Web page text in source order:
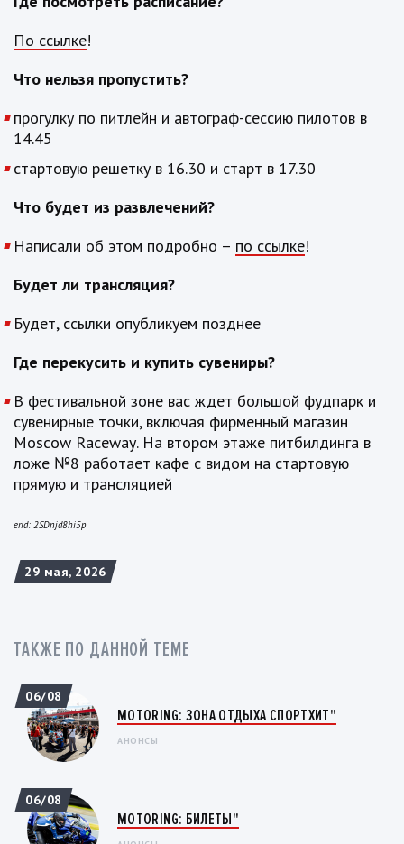
По ссылке!
Что нельзя пропустить?
прогулку по питлейн и автограф-сессию пилотов в
14.45
стартовую решетку в 16.30 и старт в 17.30
Что будет из развлечений?
Написали об этом подробно – по ссылке!
Будет ли трансляция?
Будет, ссылки опубликуем позднее
Где перекусить и купить сувениры?
В фестивальной зоне вас ждет большой фудпарк и
сувенирные точки, включая фирменный магазин
Moscow Raceway. На втором этаже питбилдинга в
ложе №8 работает кафе с видом на стартовую
прямую и трансляцией
erid: 2SDnjd8hi5p
29 мая, 2026
ТАКЖЕ ПО ДАННОЙ ТЕМЕ
MOTORING: ЗОНА ОТДЫХА СПОРТХИТ"
АНОНСЫ
06/08
MOTORING: БИЛЕТЫ"
06/08